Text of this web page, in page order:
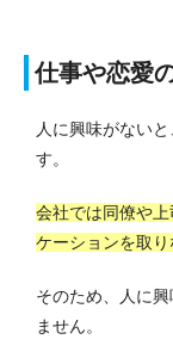
仕事や恋愛
人に興味がない
す。
会社では同僚や
ケーションを取
そのため、人に
ません。